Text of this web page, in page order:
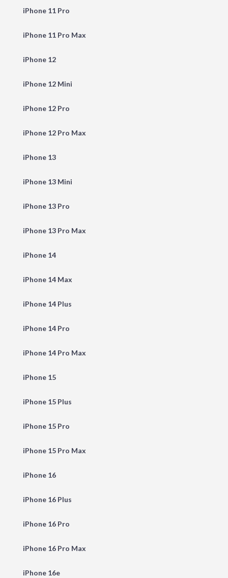
iPhone 11 Pro
iPhone 11 Pro Max
iPhone 12
iPhone 12 Mini
iPhone 12 Pro
iPhone 12 Pro Max
iPhone 13
iPhone 13 Mini
iPhone 13 Pro
iPhone 13 Pro Max
iPhone 14
iPhone 14 Max
iPhone 14 Plus
iPhone 14 Pro
iPhone 14 Pro Max
iPhone 15
iPhone 15 Plus
iPhone 15 Pro
iPhone 15 Pro Max
iPhone 16
iPhone 16 Plus
iPhone 16 Pro
iPhone 16 Pro Max
iPhone 16e